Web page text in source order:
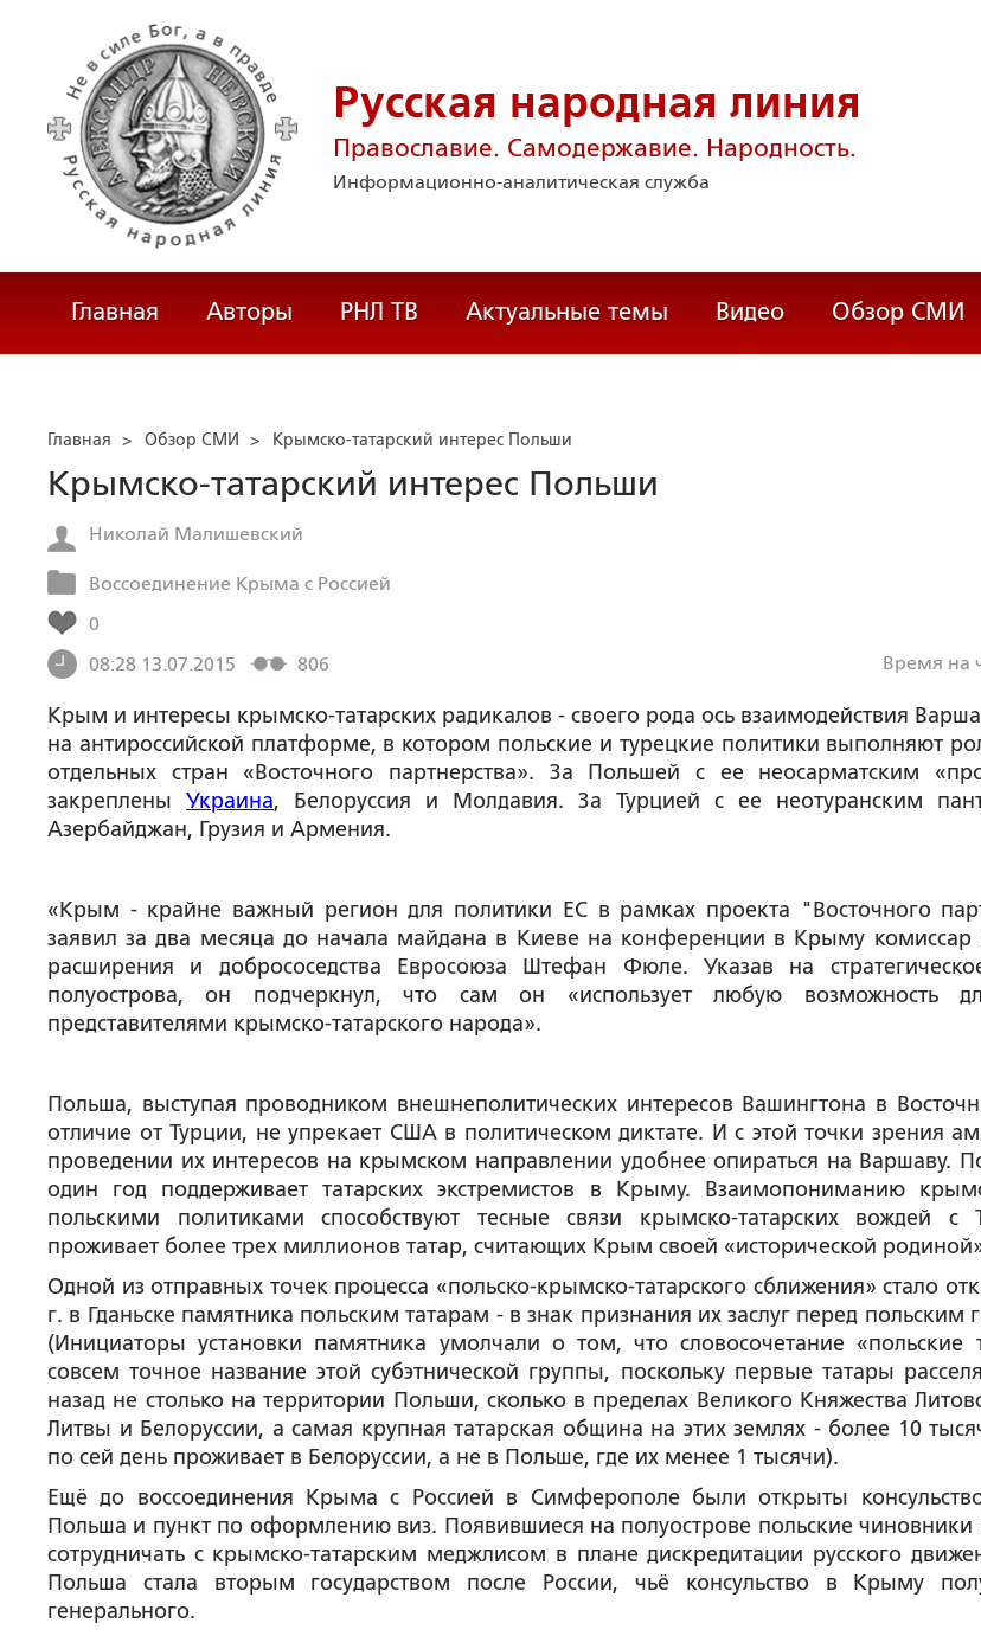
Русская народная линия
Православие. Самодержавие. Народность.
Информационно-аналитическая служба
Главная Авторы РНЛ ТВ Актуальные темы Видео Обзор СМИ
Главная > Обзор СМИ > Крымско-татарский интерес Польши
Крымско-татарский интерес Польши
Николай Малишевский
Воссоединение Крыма с Россией
0
08:28 13.07.2015
806 Время на
Крым и интересы крымско-татарских радикалов - своего рода ось взаимодействия
на антироссийской платформе, в котором польские и турецкие политики выполняют
отдельных стран «Восточного партнерства». За Польшей с ее неосарматским
закреплены Украина, Белоруссия и Молдавия. За Турцией с ее неотуранским
Азербайджан, Грузия и Армения.
«Крым - крайне важный регион для политики ЕС в рамках проекта "Восточного
заявил за два месяца до начала майдана в Киеве на конференции в Крыму комиссар
расширения и добрососедства Евросоюза Штефан Фюле. Указав на
полуострова, он подчеркнул, что сам он «использует любую возможность
представителями крымско-татарского народа».
Польша, выступая проводником внешнеполитических интересов Вашингтона в
отличие от Турции, не упрекает США в политическом диктате. И с этой точки зрения
проведении их интересов на крымском направлении удобнее опираться на Варшаву.
один год поддерживает татарских экстремистов в Крыму. Взаимопониманию
польскими политиками способствуют тесные связи крымско-татарских вождей с
проживает более трех миллионов татар, считающих Крым своей «исторической
Одной из отправных точек процесса «польско-крымско-татарского сближения» стало
г. в Гданьске памятника польским татарам - в знак признания их заслуг перед польским
(Инициаторы установки памятника умолчали о том, что словосочетание «польские
совсем точное название этой субэтнической группы, поскольку первые татары
назад не столько на территории Польши, сколько в пределах Великого Княжества
Литвы и Белоруссии, а самая крупная татарская община на этих землях - более 10
по сей день проживает в Белоруссии, а не в Польше, где их менее 1 тысячи).
Ещё до воссоединения Крыма с Россией в Симферополе были открыты
Польша и пункт по оформлению виз. Появившиеся на полуострове польские чиновники
сотрудничать с крымско-татарским меджлисом в плане дискредитации русского
Польша стала вторым государством после России, чьё консульство в Крыму
генерального.